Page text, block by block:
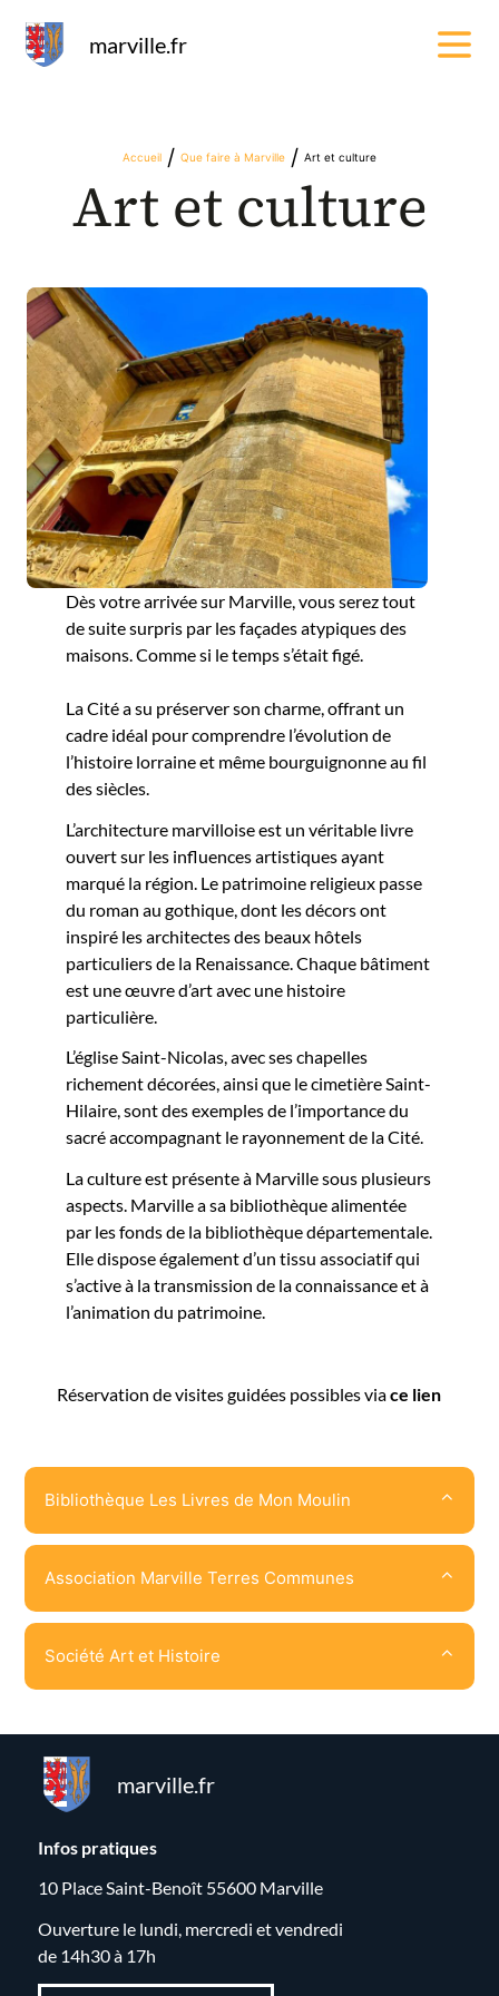
marville.fr
Accueil / Que faire à Marville / Art et culture
Art et culture
Dès votre arrivée sur Marville, vous serez tout
de suite surpris par les façades atypiques des
maisons. Comme si le temps s’était figé.
La Cité a su préserver son charme, offrant un
cadre idéal pour comprendre l’évolution de
l’histoire lorraine et même bourguignonne au fil
des siècles.
L’architecture marvilloise est un véritable livre
ouvert sur les influences artistiques ayant
marqué la région. Le patrimoine religieux passe
du roman au gothique, dont les décors ont
inspiré les architectes des beaux hôtels
particuliers de la Renaissance. Chaque bâtiment
est une œuvre d’art avec une histoire
particulière.
L’église Saint-Nicolas, avec ses chapelles
richement décorées, ainsi que le cimetière Saint-
Hilaire, sont des exemples de l’importance du
sacré accompagnant le rayonnement de la Cité.
La culture est présente à Marville sous plusieurs
aspects. Marville a sa bibliothèque alimentée
par les fonds de la bibliothèque départementale.
Elle dispose également d’un tissu associatif qui
s’active à la transmission de la connaissance et à
l’animation du patrimoine.
Réservation de visites guidées possibles viace lien
Bibliothèque Les Livres de Mon Moulin
Association Marville Terres Communes
Société Art et Histoire
marville.fr
Infos pratiques
10 Place Saint-Benoît 55600 Marville
Ouverture le lundi, mercredi et vendredi
de 14h30 à 17h